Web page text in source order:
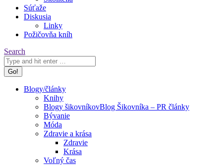
Súťaže
Diskusia
Linky
Požičovňa kníh
Search:
Search
Blogy/články
Knihy
Blogy šikovníkovBlog Šikovníka – PR články
Bývanie
Móda
Zdravie a krása
Zdravie
Krása
Voľný čas